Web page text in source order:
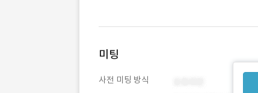
미팅
사전 미팅 방식